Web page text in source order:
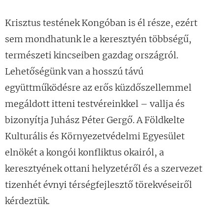
Krisztus testének Kongóban is él része, ezért
sem mondhatunk le a keresztyén többségű,
természeti kincseiben gazdag országról.
Lehetőségünk van a hosszú távú
együttműködésre az erős küzdőszellemmel
megáldott itteni testvéreinkkel – vallja és
bizonyítja Juhász Péter Gergő. A Földkelte
Kulturális és Környezetvédelmi Egyesület
elnökét a kongói konfliktus okairól, a
keresztyének ottani helyzetéről és a szervezet
tizenhét évnyi térségfejlesztő törekvéseiről
kérdeztük.